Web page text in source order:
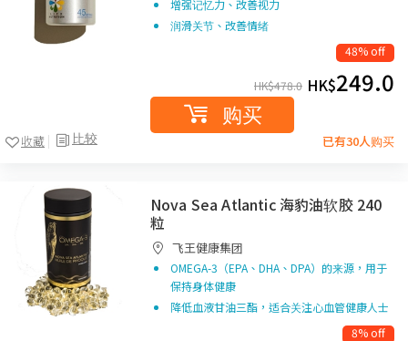
比较
收藏
增强记忆力、改善视力
润滑关节、改善情绪
48% off
HK$478.0 HK$249.0
购买
已有30人购买
Nova Sea Atlantic 海豹油软胶 240
粒
飞王健康集团
OMEGA-3（EPA、DHA、DPA）的来源，用于
保持身体健康
降低血液甘油三酯，适合关注心血管健康人士
8% off